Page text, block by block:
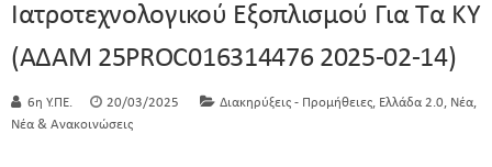
Ιατροτεχνολογικού Εξοπλισμού Για Τα ΚΥ
(ΑΔΑΜ 25PROC016314476 2025-02-14)
6η Υ.ΠΕ. 20/03/2025 Διακηρύξεις - Προμήθειες, Ελλάδα 2.0, Νέα,
Νέα & Ανακοινώσεις